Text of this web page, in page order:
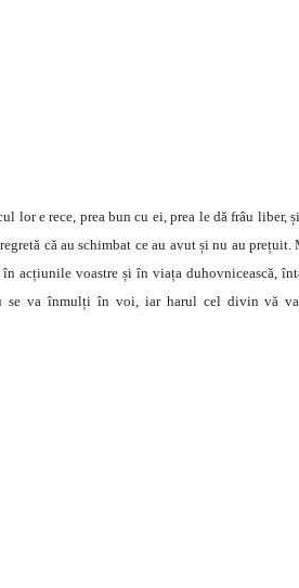
lor e rece, prea bun cu ei, prea le dă frâu liber,
că au schimbat ce au avut și nu au
acțiunile voastre și în viața duhovnicească,
se va înmulți în voi, iar harul cel divin vă